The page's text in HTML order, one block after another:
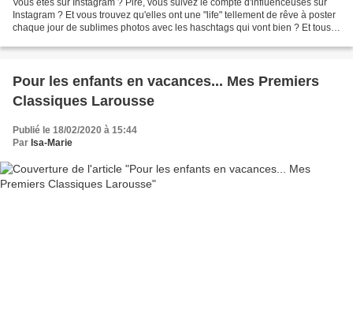
Vous êtes sur Instagram ? Pire, vous suivez le compte d'influenceuses sur
Instagram ? Et vous trouvez qu'elles ont une "life" tellement de rêve à poster
chaque jour de sublimes photos avec les haschtags qui vont bien ? Et tous
Pour les enfants en vacances... Mes Premiers
Classiques Larousse
Publié le 18/02/2020 à 15:44
Par Isa-Marie